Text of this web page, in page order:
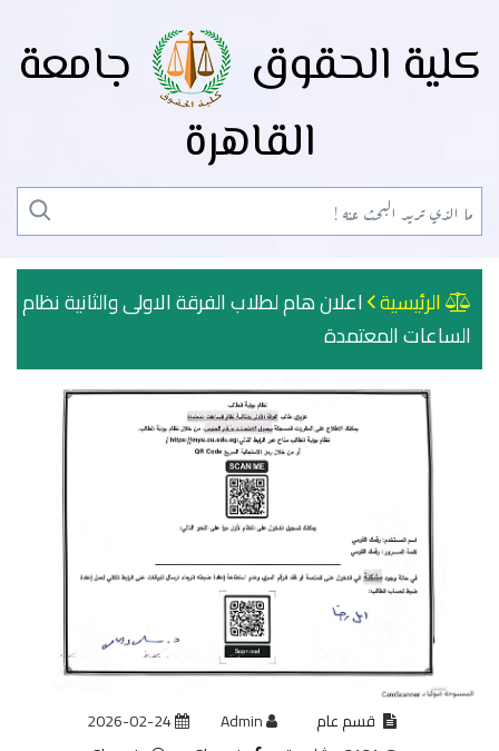
كلية الحقوق
جامعة
القاهرة
الرئيسية اعلان هام لطلاب الفرقة الاولى والثانية نظام
الساعات المعتمدة
قسم عام
2026-02-24